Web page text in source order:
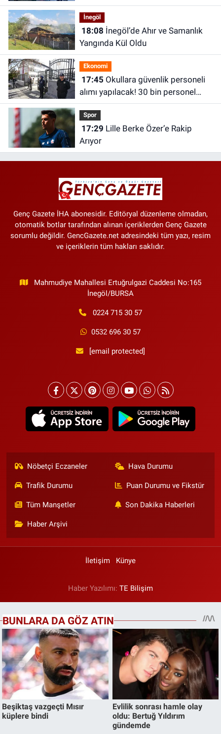
transferi canlı yayında açıklandı
İnegöl
18:08
Yangında Kül Oldu
Ekonomi
17:45
alımı yapılacak! 30 bin personel
alınacak
Spor
17:29
Arıyor
Genç Gazete İHA abonesidir. Editöryal düzenleme olmadan,
otomatik botlar tarafından alınan içeriklerden Genç Gazete
sorumlu değildir. GencGazete.net adresindeki tüm yazı, resim
ve içeriklerin tüm hakları saklıdır.
Mahmudiye Mahallesi Ertuğrulgazi Caddesi No:165
İnegöl/BURSA
0224 715 30 57
0532 696 30 57
[email protected]
Nöbetçi Eczaneler Hava Durumu
Trafik Durumu Puan Durumu ve Fikstür
Tüm Manşetler Son Dakika Haberleri
Haber Arşivi
İletişim Künye
Haber Yazılımı: TE Bilişim